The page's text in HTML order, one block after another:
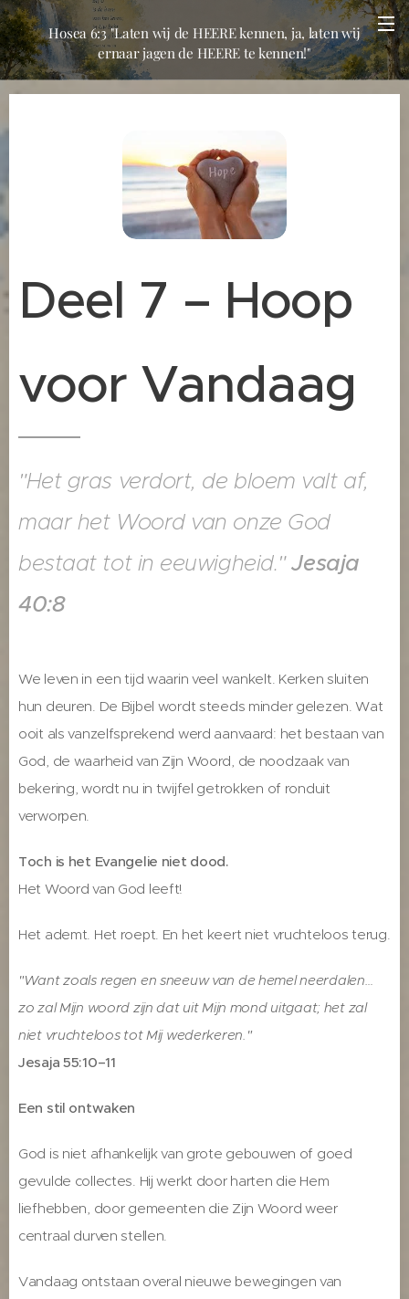
Hosea 6:3 "Laten wij de HEERE kennen, ja, laten wij
ernaar jagen de HEERE te kennen!"
Deel 7 – Hoop
voor Vandaag
"Het gras verdort, de bloem valt af,
maar het Woord van onze God
bestaat tot in eeuwigheid." Jesaja
40:8
We leven in een tijd waarin veel wankelt. Kerken sluiten
hun deuren. De Bijbel wordt steeds minder gelezen. Wat
ooit als vanzelfsprekend werd aanvaard: het bestaan van
God, de waarheid van Zijn Woord, de noodzaak van
bekering, wordt nu in twijfel getrokken of ronduit
verworpen.
Toch is het Evangelie niet dood.
Het Woord van God leeft!
Het ademt. Het roept. En het keert niet vruchteloos terug.
"Want zoals regen en sneeuw van de hemel neerdalen…
zo zal Mijn woord zijn dat uit Mijn mond uitgaat; het zal
niet vruchteloos tot Mij wederkeren."
Jesaja 55:10–11
Een stil ontwaken
God is niet afhankelijk van grote gebouwen of goed
gevulde collectes. Hij werkt door harten die Hem
liefhebben, door gemeenten die Zijn Woord weer
centraal durven stellen.
Vandaag ontstaan overal nieuwe bewegingen van